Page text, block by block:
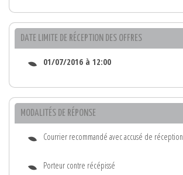
DATE LIMITE DE RÉCEPTION DES OFFRES
01/07/2016 à 12:00
MODALITÉS DE RÉPONSE
Courrier recommandé avec accusé de réception
Porteur contre récépissé